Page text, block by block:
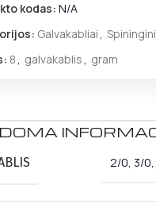
kodas: N/A
Galvakabliai,
8, galvakablis, gram
2/0, 3/